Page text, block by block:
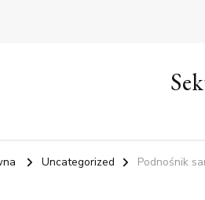
Uncategorized Podnośnik